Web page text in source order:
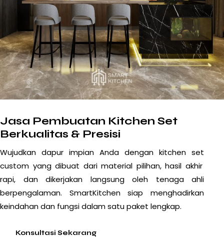
Jasa Pembuatan Kitchen Set
Berkualitas & Presisi
Wujudkan dapur impian Anda dengan kitchen set
custom yang dibuat dari material pilihan, hasil akhir
rapi, dan dikerjakan langsung oleh tenaga ahli
berpengalaman. SmartKitchen siap menghadirkan
keindahan dan fungsi dalam satu paket lengkap.
Konsultasi Sekarang